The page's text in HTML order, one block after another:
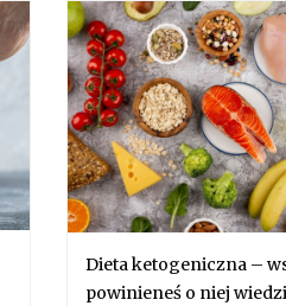
Dieta ketogeniczna –
powinieneś o niej